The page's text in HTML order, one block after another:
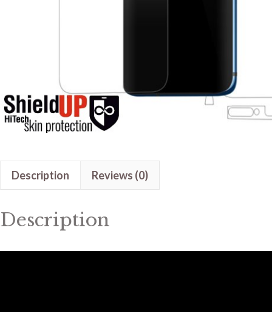
Description Reviews (0)
Description